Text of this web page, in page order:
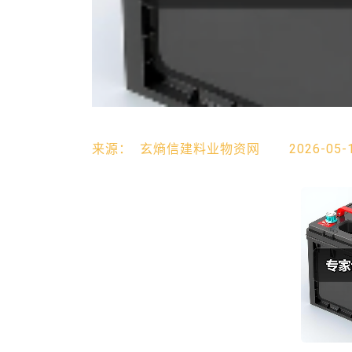
来源： 玄熵信建料业物资网 2026-05-